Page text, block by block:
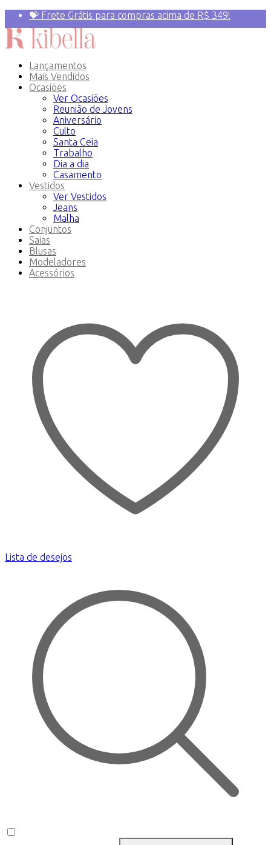
💝 Frete Grátis para compras acima de R$ 349!
Primeira compra? 10% OFF com o Cupom:
PRIMEIRAVEZ
Lançamentos
Mais Vendidos
Ocasiões
Ver Ocasiões
Reunião de Jovens
Aniversário
Culto
Santa Ceia
Trabalho
Dia a dia
Casamento
Vestidos
Ver Vestidos
Jeans
Malha
Conjuntos
Saias
Blusas
Modeladores
Acessórios
Lista de desejos